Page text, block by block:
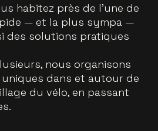
habitez près de l’une de
— et la plus sympa —
des solutions pratiques
nous organisons
dans et autour de
du vélo, en passant